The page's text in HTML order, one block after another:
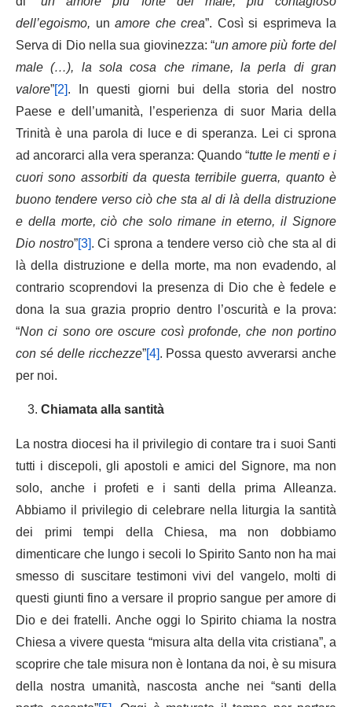
dell’egoismo, un amore che crea”. Così si esprimeva la
Serva di Dio nella sua giovinezza: “un amore più forte del
male (…), la sola cosa che rimane, la perla di gran
valore”[2]. In questi giorni bui della storia del nostro
Paese e dell’umanità, l’esperienza di suor Maria della
Trinità è una parola di luce e di speranza. Lei ci sprona
ad ancorarci alla vera speranza: Quando “tutte le menti e i
cuori sono assorbiti da questa terribile guerra, quanto è
buono tendere verso ciò che sta al di là della distruzione
e della morte, ciò che solo rimane in eterno, il Signore
Dio nostro”[3]. Ci sprona a tendere verso ciò che sta al di
là della distruzione e della morte, ma non evadendo, al
contrario scoprendovi la presenza di Dio che è fedele e
dona la sua grazia proprio dentro l’oscurità e la prova:
“Non ci sono ore oscure così profonde, che non portino
con sé delle ricchezze”[4]. Possa questo avverarsi anche
per noi.
Chiamata alla santità
La nostra diocesi ha il privilegio di contare tra i suoi Santi
tutti i discepoli, gli apostoli e amici del Signore, ma non
solo, anche i profeti e i santi della prima Alleanza.
Abbiamo il privilegio di celebrare nella liturgia la santità
dei primi tempi della Chiesa, ma non dobbiamo
dimenticare che lungo i secoli lo Spirito Santo non ha mai
smesso di suscitare testimoni vivi del vangelo, molti di
questi giunti fino a versare il proprio sangue per amore di
Dio e dei fratelli. Anche oggi lo Spirito chiama la nostra
Chiesa a vivere questa “misura alta della vita cristiana”, a
scoprire che tale misura non è lontana da noi, è su misura
della nostra umanità, nascosta anche nei “santi della